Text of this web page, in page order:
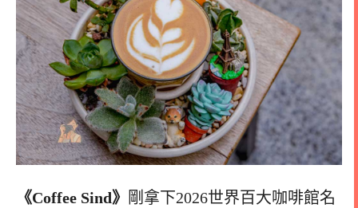
《Coffee Sind》 剛拿下2026世界百大咖啡館名